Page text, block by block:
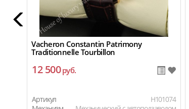
Vacheron Constantin Patrimony
Traditionnelle Tourbillon
12 500руб.
Артикул
H101074